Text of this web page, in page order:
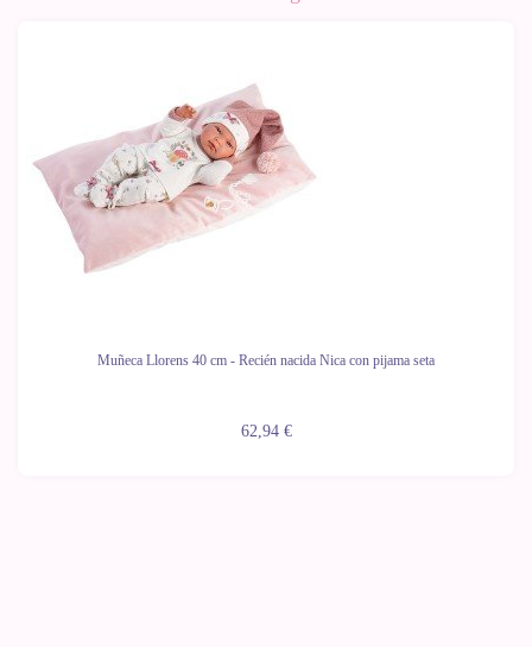
Muñeca Llorens 40 cm - Recién nacida Nica con pijama seta
62,94 €